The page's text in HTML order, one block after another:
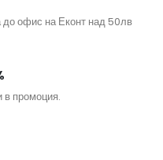
до офис на Еконт над 50лв
в промоция.